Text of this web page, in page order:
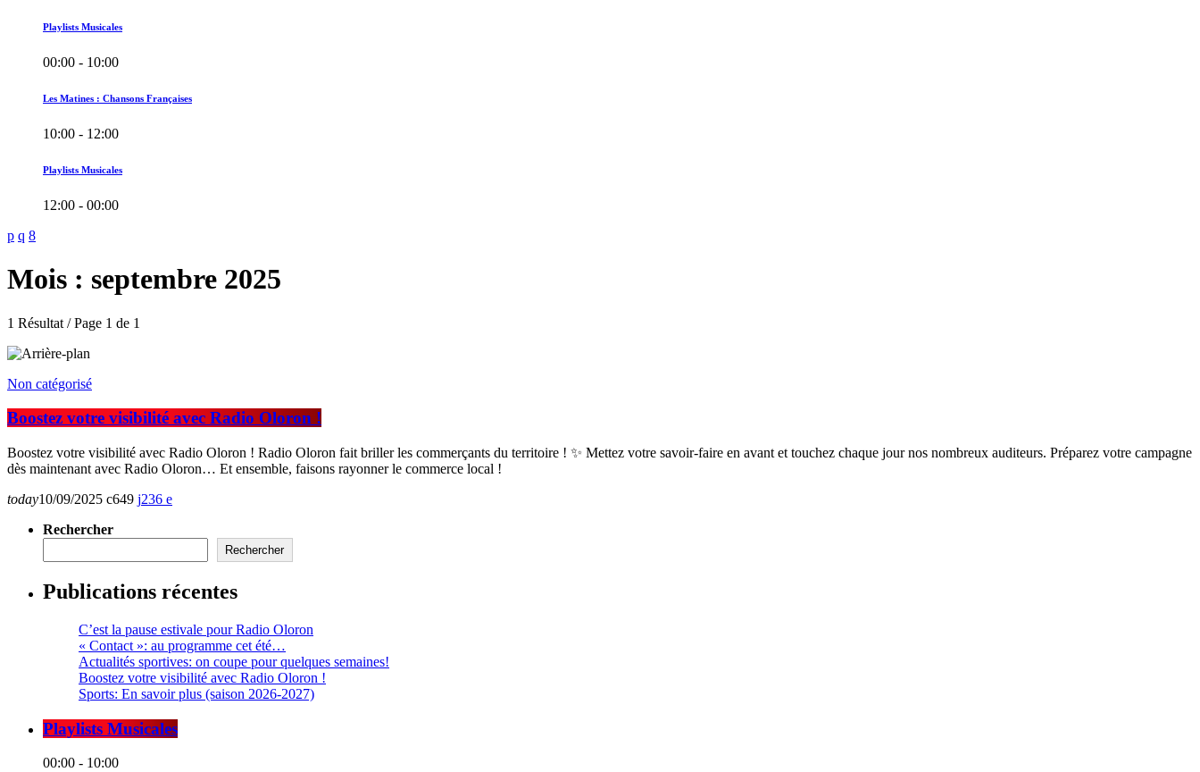
Playlists Musicales
00:00 - 10:00
Les Matines : Chansons Françaises
10:00 - 12:00
Playlists Musicales
12:00 - 00:00
Mois : septembre 2025
1 Résultat / Page 1 de 1
Non catégorisé
Boostez votre visibilité avec Radio Oloron !
Boostez votre visibilité avec Radio Oloron ! Radio Oloron fait briller les commerçants du territoire ! ✨ Mettez votre savoir-faire en avant et touchez chaque jour nos nombreux auditeurs. Préparez votre campagne
dès maintenant avec Radio Oloron… Et ensemble, faisons rayonner le commerce local !
today10/09/2025 649 236
Rechercher
Rechercher
Publications récentes
C’est la pause estivale pour Radio Oloron
« Contact »: au programme cet été…
Actualités sportives: on coupe pour quelques semaines!
Boostez votre visibilité avec Radio Oloron !
Sports: En savoir plus (saison 2026-2027)
Playlists Musicales
00:00 - 10:00